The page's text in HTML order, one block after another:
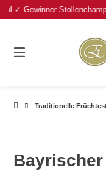
Springe
zum
✓ Gewinner
Traditionelle